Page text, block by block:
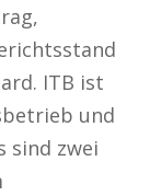
ITB ist
und
sind zwei